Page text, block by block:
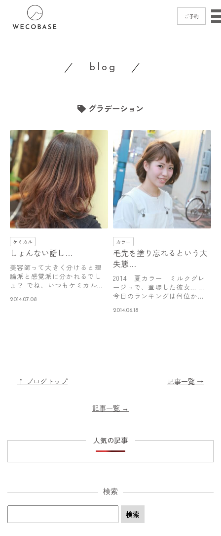
ご予約
contact
ご予約 →
blog
グラデーション
ケミカル
しょんない話し…
美容師って大きく分けると理
論派と感覚派に分かれるでし
ょ？ でね、いつもケミカル関
2014.07.08
カラー
毛先を塗り忘れるという大
失態…
2014 夏カラー ミルクグレ
ージュで、登場した彼女… …
今日のランキングは何位か
2014.06.18
↑ ブログトップ 記事一覧 →
記事一覧 →
人気の記事
検索